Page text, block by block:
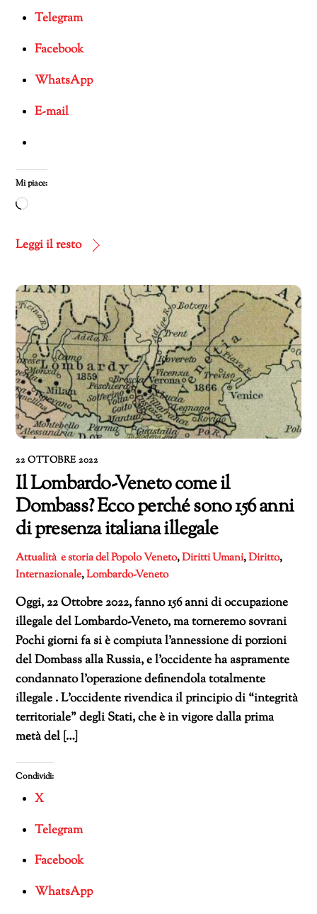
Telegram
Facebook
WhatsApp
E-mail
Mi piace:
Caricamento
corso…
Leggi il resto
22 OTTOBRE 2022
Il Lombardo-Veneto come il
Dombass? Ecco perché sono 156 anni
di presenza italiana illegale
Attualità e storia del Popolo Veneto,Diritti Umani,Diritto,
Internazionale,Lombardo-Veneto
Oggi, 22 Ottobre 2022, fanno 156 anni di occupazione
illegale del Lombardo-Veneto, ma torneremo sovrani
Pochi giorni fa si è compiuta l’annessione di porzioni
del Dombass alla Russia, e l’occidente ha aspramente
condannato l’operazione definendola totalmente
illegale . L’occidente rivendica il principio di “integrità
territoriale” degli Stati, che è in vigore dalla prima
metà del […]
Condividi:
X
Telegram
Facebook
WhatsApp